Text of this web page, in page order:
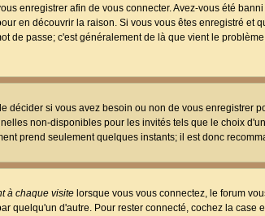
enregistrer afin de vous connecter. Avez-vous été
en découvrir la raison. Si vous vous êtes enregistré et
de passe; c'est généralement de là que vient le
décider si vous avez besoin ou non de vous enregistrer
non-disponibles pour les invités tels que le choix
prend seulement quelques instants; il est donc
à chaque visite lorsque vous vous connectez, le forum
quelqu'un d'autre. Pour rester connecté, cochez la case